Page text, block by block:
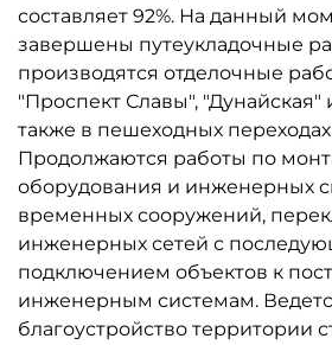
составляет 92%. На данный
завершены путеукладочные
производятся отделочные
"Проспект Славы",
также в пешеходных
Продолжаются работы по
оборудования и инженерных
временных сооружений,
инженерных сетей с
подключением объектов к
инженерным системам.
благоустройство территории